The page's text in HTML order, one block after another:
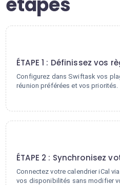
ÉTAPE 1 : Définissez vos
Configurez dans Swiftask vos
réunion préférées et vos priorités.
ÉTAPE 2 : Synchronisez
Connectez votre calendrier iCal
vos disponibilités sans modifier